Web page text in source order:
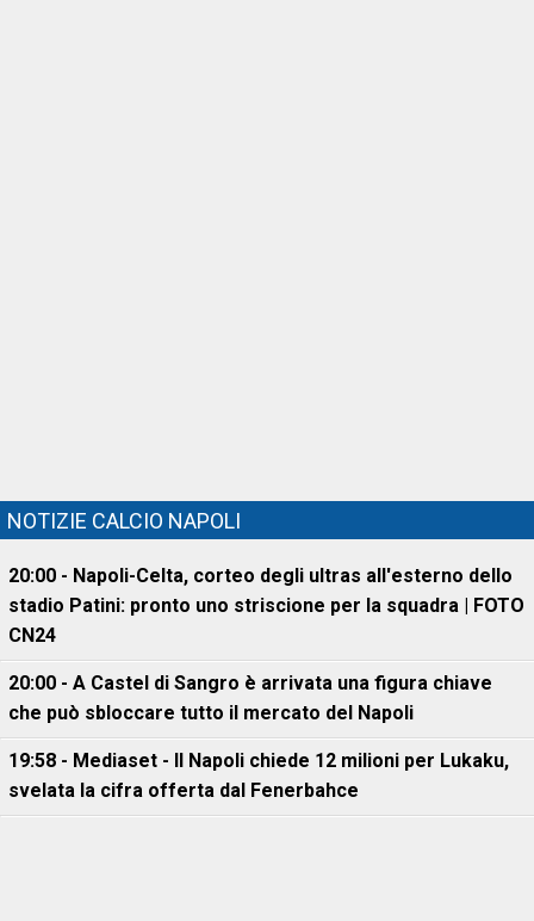
NOTIZIE CALCIO NAPOLI
20:00 - Napoli-Celta, corteo degli ultras all'esterno dello
stadio Patini: pronto uno striscione per la squadra | FOTO
CN24
20:00 - A Castel di Sangro è arrivata una figura chiave
che può sbloccare tutto il mercato del Napoli
19:58 - Mediaset - Il Napoli chiede 12 milioni per Lukaku,
svelata la cifra offerta dal Fenerbahce